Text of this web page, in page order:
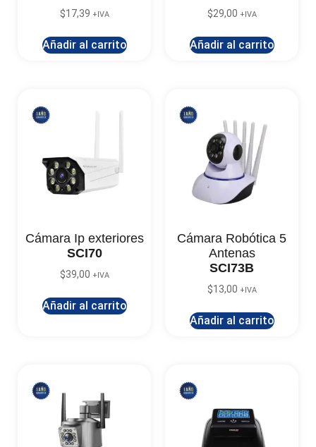
$17,39 +IVA
Añadir al carrito
$29,00 +IVA
Añadir al carrito
Cámara Ip exteriores
SCI70
$39,00 +IVA
Añadir al carrito
Cámara Robótica 5
Antenas
SCI73B
$13,00 +IVA
Añadir al carrito